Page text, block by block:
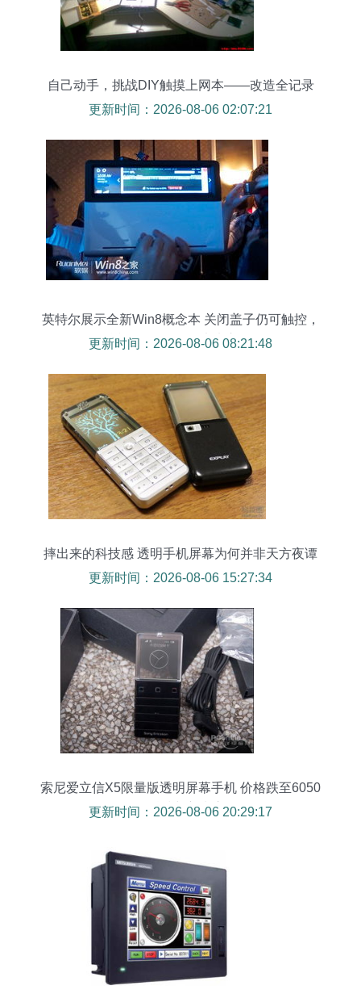
自己动手，挑战DIY触摸上网本——改造全记录
更新时间：2026-08-06 02:07:21
英特尔展示全新Win8概念本 关闭盖子仍可触控，
透明触摸屏引领未来交互
更新时间：2026-08-06 08:21:48
摔出来的科技感 透明手机屏幕为何并非天方夜谭
更新时间：2026-08-06 15:27:34
索尼爱立信X5限量版透明屏幕手机 价格跌至6050
元的科技与新潮交织
更新时间：2026-08-06 20:29:17